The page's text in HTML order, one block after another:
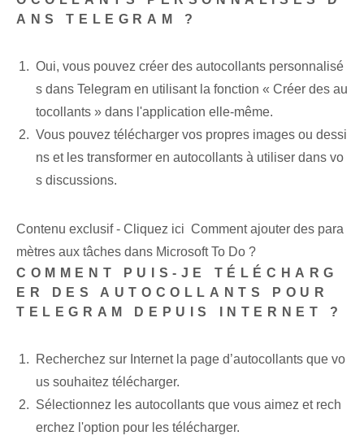
ANS TELEGRAM ?
Oui, vous pouvez créer des autocollants personnalisé
s dans Telegram en utilisant la fonction « Créer des au
tocollants » dans l'application elle-même.
Vous pouvez télécharger vos propres images ou dessi
ns et les transformer en autocollants à utiliser dans vo
s discussions.
Contenu exclusif - Cliquez ici Comment ajouter des para
mètres aux tâches dans Microsoft To Do ?
COMMENT PUIS-JE TÉLÉCHARG
ER DES AUTOCOLLANTS POUR
TELEGRAM DEPUIS INTERNET ?
Recherchez sur Internet la page d’autocollants que vo
us souhaitez télécharger.
Sélectionnez les autocollants que vous aimez et rech
erchez l'option pour les télécharger.